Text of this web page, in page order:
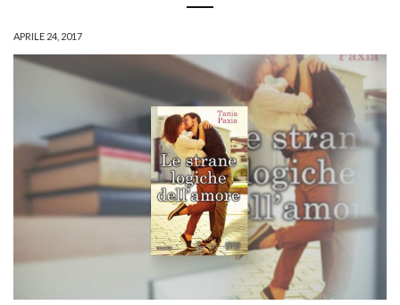
APRILE 24, 2017